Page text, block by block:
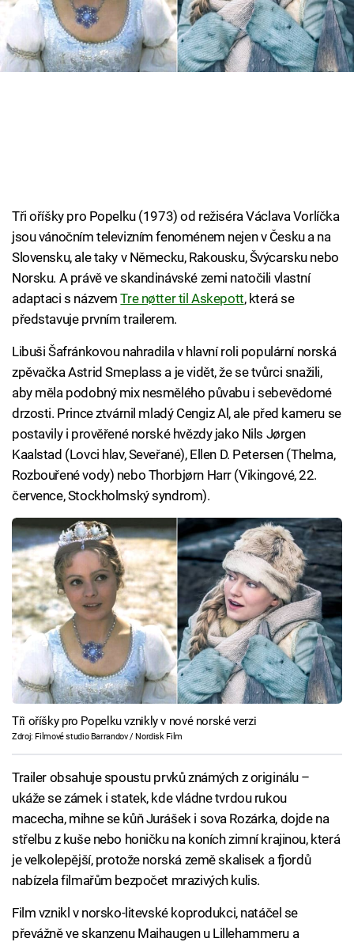
Cool Esport
Pořady
Sledujte nás
Tři oříšky pro Popelku (1973) od režiséra Václava Vorlíčka
jsou vánočním televizním fenoménem nejen v Česku a na
Slovensku, ale taky v Německu, Rakousku, Švýcarsku nebo
Norsku. A právě ve skandinávské zemi natočili vlastní
adaptaci s názvemTre nøtter til Askepott, která se
představuje prvním trailerem.
Libuši Šafránkovou nahradila v hlavní roli populární norská
zpěvačka Astrid Smeplass a je vidět, že se tvůrci snažili,
aby měla podobný mix nesmělého půvabu i sebevědomé
drzosti. Prince ztvárnil mladý Cengiz Al, ale před kameru se
postavily i prověřené norské hvězdy jako Nils Jørgen
Kaalstad (Lovci hlav, Seveřané), Ellen D. Petersen (Thelma,
Rozbouřené vody) nebo Thorbjørn Harr (Vikingové, 22.
července, Stockholmský syndrom).
Tři oříšky pro Popelku vznikly v nové norské verzi
Zdroj: Filmové studio Barrandov / Nordisk Film
Trailer obsahuje spoustu prvků známých z originálu –
ukáže se zámek i statek, kde vládne tvrdou rukou
macecha, mihne se kůň Jurášek i sova Rozárka, dojde na
střelbu z kuše nebo honičku na koních zimní krajinou, která
je velkolepější, protože norská země skalisek a fjordů
nabízela filmařům bezpočet mrazivých kulis.
Film vznikl v norsko-litevské koprodukci, natáčel se
převážně ve skanzenu Maihaugen u Lillehammeru a